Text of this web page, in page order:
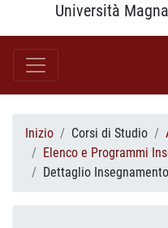
Università
Inizio Corsi di Studio
Elenco e Programmi
Dettaglio Insegnamento